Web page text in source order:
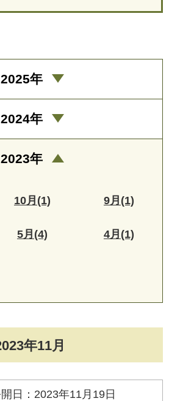
年11月
日：2023年11月19日
2025年
2024年
2023年
10月(1) 9月(1)
5月(4) 4月(1)